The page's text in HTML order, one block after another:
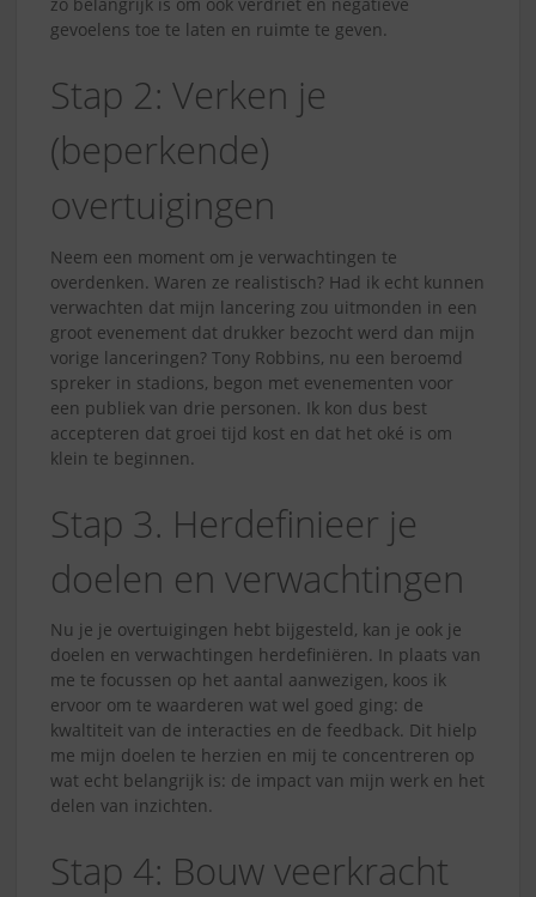
zo belangrijk is om ook verdriet en negatieve
gevoelens toe te laten en ruimte te geven.
Stap 2: Verken je
(beperkende)
overtuigingen
Neem een moment om je verwachtingen te
overdenken. Waren ze realistisch? Had ik echt kunnen
verwachten dat mijn lancering zou uitmonden in een
groot evenement dat drukker bezocht werd dan mijn
vorige lanceringen? Tony Robbins, nu een beroemd
spreker in stadions, begon met evenementen voor
een publiek van drie personen. Ik kon dus best
accepteren dat groei tijd kost en dat het oké is om
klein te beginnen.
Stap 3. Herdefinieer je
doelen en verwachtingen
Nu je je overtuigingen hebt bijgesteld, kan je ook je
doelen en verwachtingen herdefiniëren. In plaats van
me te focussen op het aantal aanwezigen, koos ik
ervoor om te waarderen wat wel goed ging: de
kwaltiteit van de interacties en de feedback. Dit hielp
me mijn doelen te herzien en mij te concentreren op
wat echt belangrijk is: de impact van mijn werk en het
delen van inzichten.
Stap 4: Bouw veerkracht